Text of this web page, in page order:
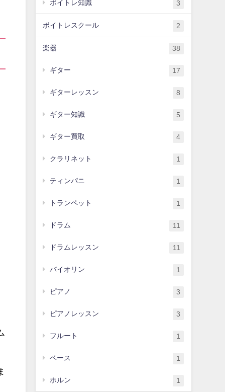
ボイトレ知識 3
ボイトレスクール 2
楽器 38
ギター 17
ギターレッスン 8
ギター知識 5
ギター買取 4
クラリネット 1
ティンパニ 1
トランペット 1
ドラム 11
ドラムレッスン 11
バイオリン 1
ピアノ 3
ピアノレッスン 3
フルート 1
ベース 1
ホルン 1